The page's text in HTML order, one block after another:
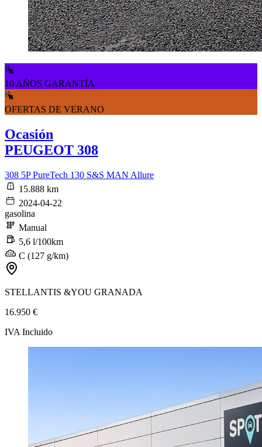
10 AÑOS GARANTÍA
OFERTAS DE VERANO
Ocasión
PEUGEOT 308
308 5P PureTech 130 S&S MAN Allure
15.888 km
2024-04-22
gasolina
Manual
5,6 l/100km
C (127 g/km)
STELLANTIS &YOU GRANADA
16.950 €
IVA Incluido